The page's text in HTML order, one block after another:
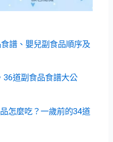
譜、嬰兒副食品順序及
36道副食品食譜大公
怎麼吃？一歲前的34道